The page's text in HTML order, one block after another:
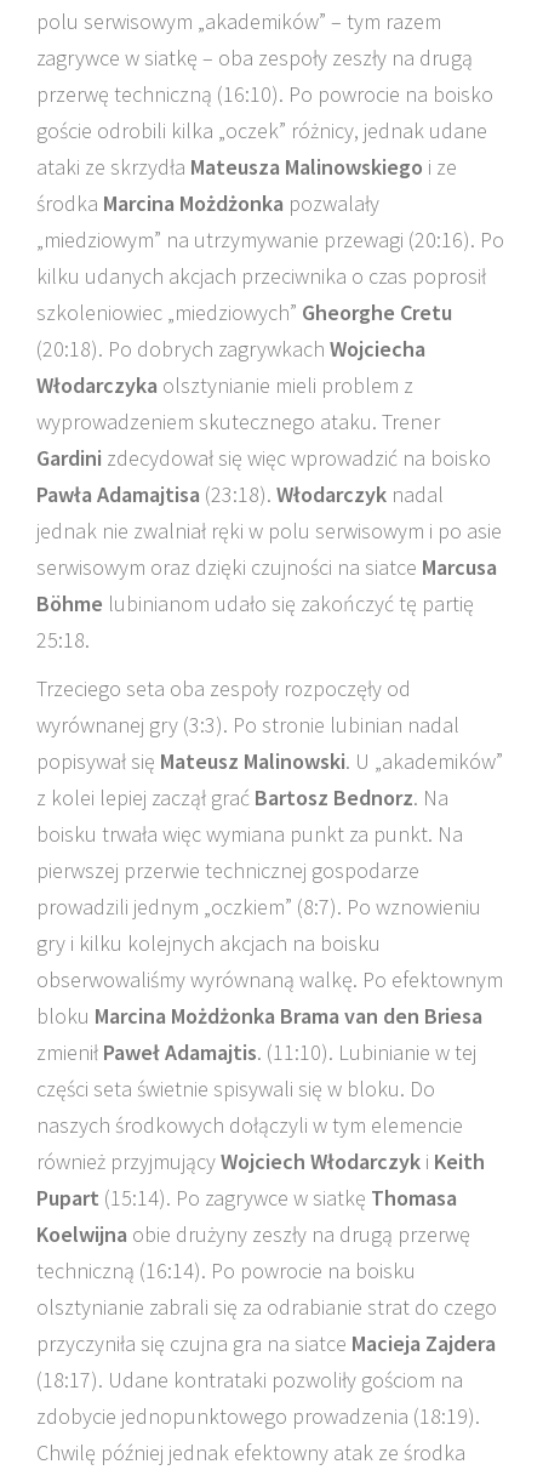
polu serwisowym „akademików” – tym razem
zagrywce w siatkę – oba zespoły zeszły na drugą
przerwę techniczną (16:10). Po powrocie na boisko
goście odrobili kilka „oczek” różnicy, jednak udane
ataki ze skrzydła Mateusza Malinowskiego i ze
środka Marcina Możdżonka pozwalały
„miedziowym” na utrzymywanie przewagi (20:16). Po
kilku udanych akcjach przeciwnika o czas poprosił
szkoleniowiec „miedziowych” Gheorghe Cretu
(20:18). Po dobrych zagrywkach Wojciecha
Włodarczyka olsztynianie mieli problem z
wyprowadzeniem skutecznego ataku. Trener
Gardini zdecydował się więc wprowadzić na boisko
Pawła Adamajtisa (23:18). Włodarczyk nadal
jednak nie zwalniał ręki w polu serwisowym i po asie
serwisowym oraz dzięki czujności na siatce Marcusa
Böhme lubinianom udało się zakończyć tę partię
25:18.
Trzeciego seta oba zespoły rozpoczęły od
wyrównanej gry (3:3). Po stronie lubinian nadal
popisywał się Mateusz Malinowski. U „akademików”
z kolei lepiej zaczął grać Bartosz Bednorz. Na
boisku trwała więc wymiana punkt za punkt. Na
pierwszej przerwie technicznej gospodarze
prowadzili jednym „oczkiem” (8:7). Po wznowieniu
gry i kilku kolejnych akcjach na boisku
obserwowaliśmy wyrównaną walkę. Po efektownym
bloku Marcina Możdżonka Brama van den Briesa
zmienił Paweł Adamajtis. (11:10). Lubinianie w tej
części seta świetnie spisywali się w bloku. Do
naszych środkowych dołączyli w tym elemencie
również przyjmującyWojciech Włodarczyk i Keith
Pupart (15:14). Po zagrywce w siatkę Thomasa
Koelwijna obie drużyny zeszły na drugą przerwę
techniczną (16:14). Po powrocie na boisku
olsztynianie zabrali się za odrabianie strat do czego
przyczyniła się czujna gra na siatce Macieja Zajdera
(18:17). Udane kontrataki pozwoliły gościom na
zdobycie jednopunktowego prowadzenia (18:19).
Chwilę później jednak efektowny atak ze środka